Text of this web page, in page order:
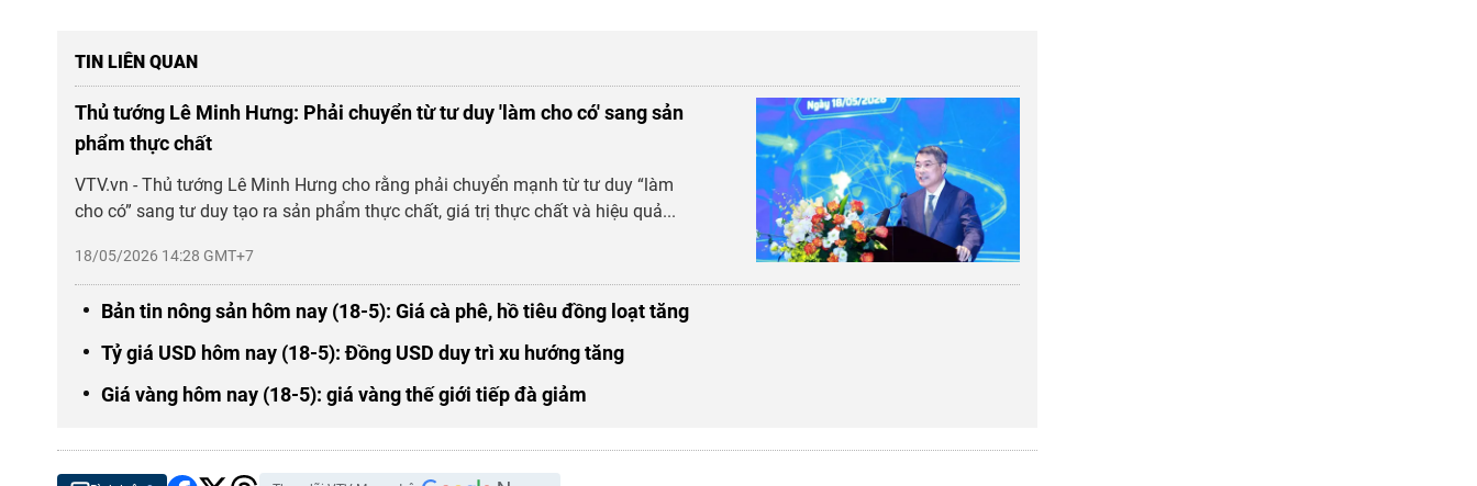
TIN LIÊN QUAN
Thủ tướng Lê Minh Hưng: Phải chuyển từ tư duy 'làm cho có' sang sản
phẩm thực chất
18/05/2026 14:28 GMT+7
VTV.vn - Thủ tướng Lê Minh Hưng cho rằng phải chuyển mạnh từ tư duy “làm
cho có” sang tư duy tạo ra sản phẩm thực chất, giá trị thực chất và hiệu quả...
Bản tin nông sản hôm nay (18-5): Giá cà phê, hồ tiêu đồng loạt tăng
Tỷ giá USD hôm nay (18-5): Đồng USD duy trì xu hướng tăng
Giá vàng hôm nay (18-5): giá vàng thế giới tiếp đà giảm